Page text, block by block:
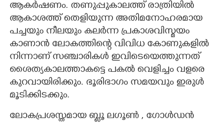
ആകർഷണം. തണുപ്പുകാലത്ത് രാത്രിയിൽ
ആകാശത്ത് തെളിയുന്ന അതിമനോഹരമായ
പച്ചയും നീലയും കലർന്ന പ്രകാശവിസ്മയം
കാണാൻ ലോകത്തിന്റെ വിവിധ കോണുകളിൽ
നിന്നാണ് സഞ്ചാരികൾ ഇവിടെയെത്തുന്നത്
ശൈത്യകാലത്താകട്ടെ പകൽ വെളിച്ചം വളരെ
കുറവായിരിക്കും. ഭൂരിഭാഗം സമയവും ഇരുൾ
മൂടിക്കിടക്കും.
ലോകപ്രശസ്തമായ ബ്ലൂ ലഗൂൺ , ഗോൾഡൻ